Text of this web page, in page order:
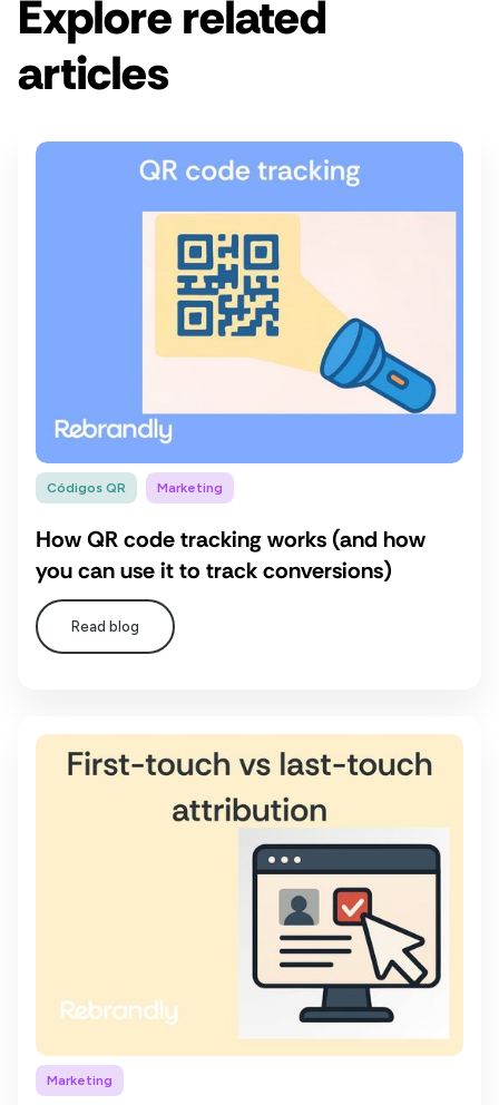
Explore related
articles
Códigos QR Marketing
How QR code tracking works (and how
you can use it to track conversions)
Read blog
Marketing